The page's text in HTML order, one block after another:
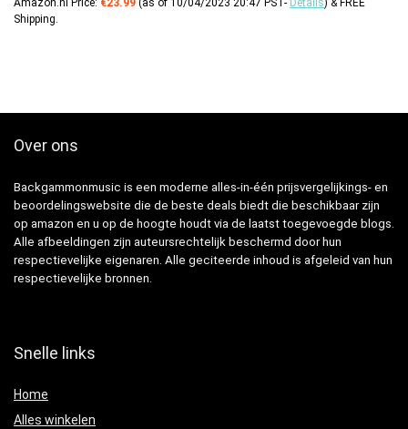
Amazon.nl Price: €23.99 (as of 10/04/2023 20:47 PST- Details) & FREE
Shipping.
Over ons
Backgammonmusic is een moderne alles-in-één prijsvergelijkings- en
beoordelingswebsite die de beste deals biedt die beschikbaar zijn
op amazon en u op de hoogte houdt via de laatst toegevoegde blogs.
Alle afbeeldingen zijn auteursrechtelijk beschermd door hun
respectievelijke eigenaren. Alle geciteerde inhoud is afgeleid van hun
respectievelijke bronnen.
Snelle links
Home
Alles winkelen